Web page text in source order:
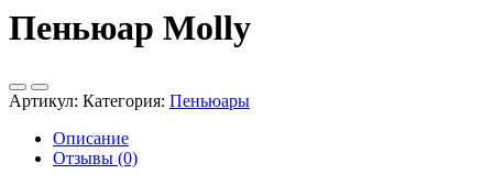
Пеньюар Molly
Артикул: Категория: Пеньюары
Описание
Отзывы (0)